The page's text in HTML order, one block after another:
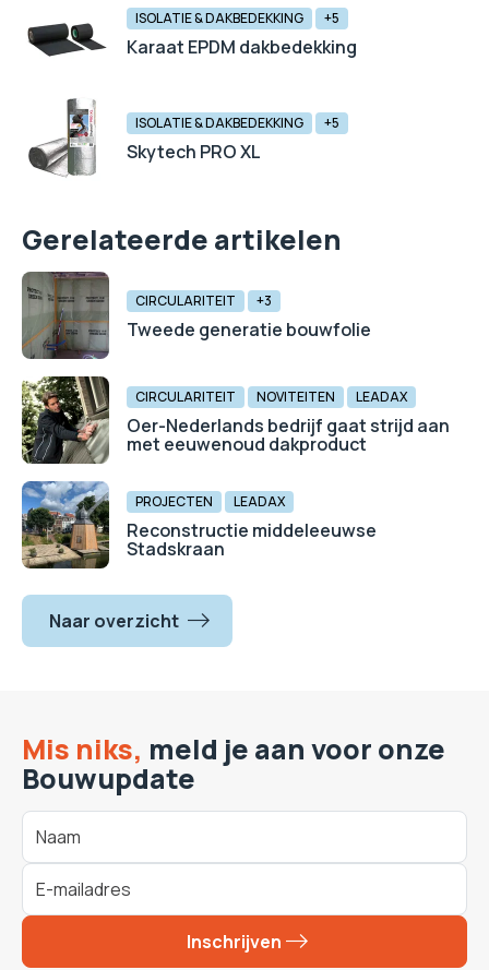
ISOLATIE & DAKBEDEKKING +5
Karaat EPDM dakbedekking
ISOLATIE & DAKBEDEKKING +5
Skytech PRO XL
Gerelateerde artikelen
CIRCULARITEIT +3
Tweede generatie bouwfolie
CIRCULARITEIT NOVITEITEN LEADAX
Oer-Nederlands bedrijf gaat strijd aan
met eeuwenoud dakproduct
PROJECTEN LEADAX
Reconstructie middeleeuwse
Stadskraan
Naar overzicht
Mis niks, meld je aan voor onze
Bouwupdate
Inschrijven